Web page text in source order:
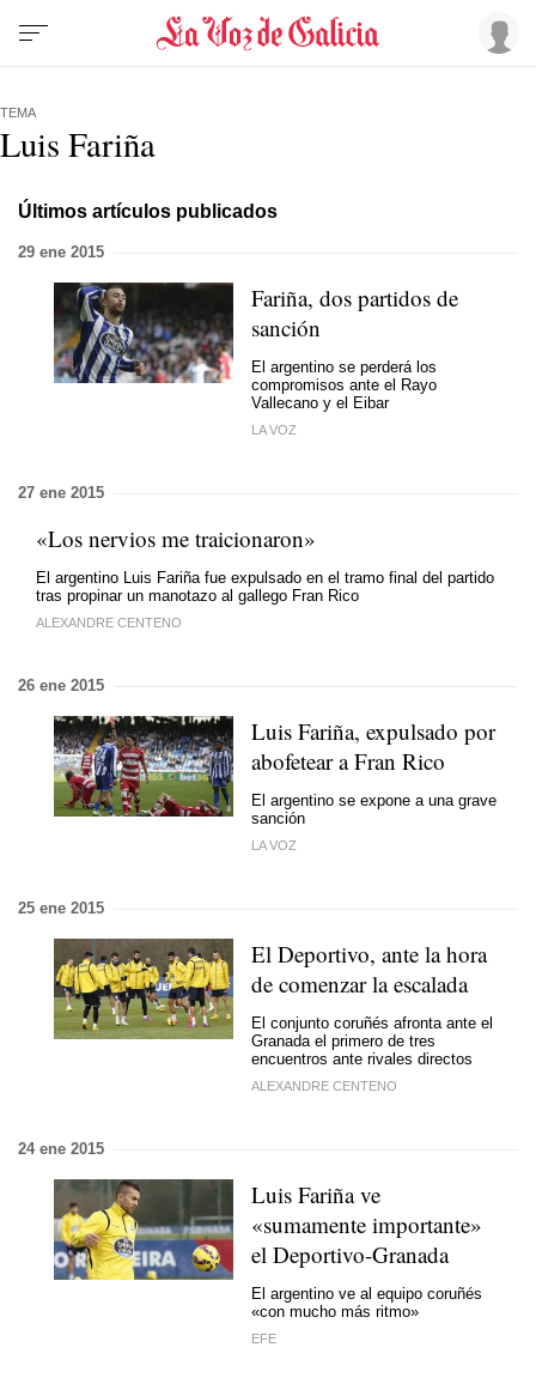
TEMA
Luis Fariña
Últimos artículos publicados
29 ene 2015
Fariña, dos partidos de
sanción
El argentino se perderá los
compromisos ante el Rayo
Vallecano y el Eibar
LA VOZ
27 ene 2015
«Los nervios me traicionaron»
El argentino Luis Fariña fue expulsado en el tramo final del partido
tras propinar un manotazo al gallego Fran Rico
ALEXANDRE CENTENO
26 ene 2015
Luis Fariña, expulsado por
abofetear a Fran Rico
El argentino se expone a una grave
sanción
LA VOZ
25 ene 2015
El Deportivo, ante la hora
de comenzar la escalada
El conjunto coruñés afronta ante el
Granada el primero de tres
encuentros ante rivales directos
ALEXANDRE CENTENO
24 ene 2015
Luis Fariña ve
«sumamente importante»
el Deportivo-Granada
El argentino ve al equipo coruñés
«con mucho más ritmo»
EFE